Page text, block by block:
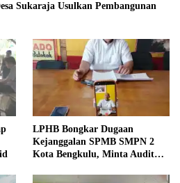
Sukaraja Usulkan Pembangunan
LPHB Bongkar Dugaan
Kejanggalan SPMB SMPN 2
Kota Bengkulu, Minta Audit